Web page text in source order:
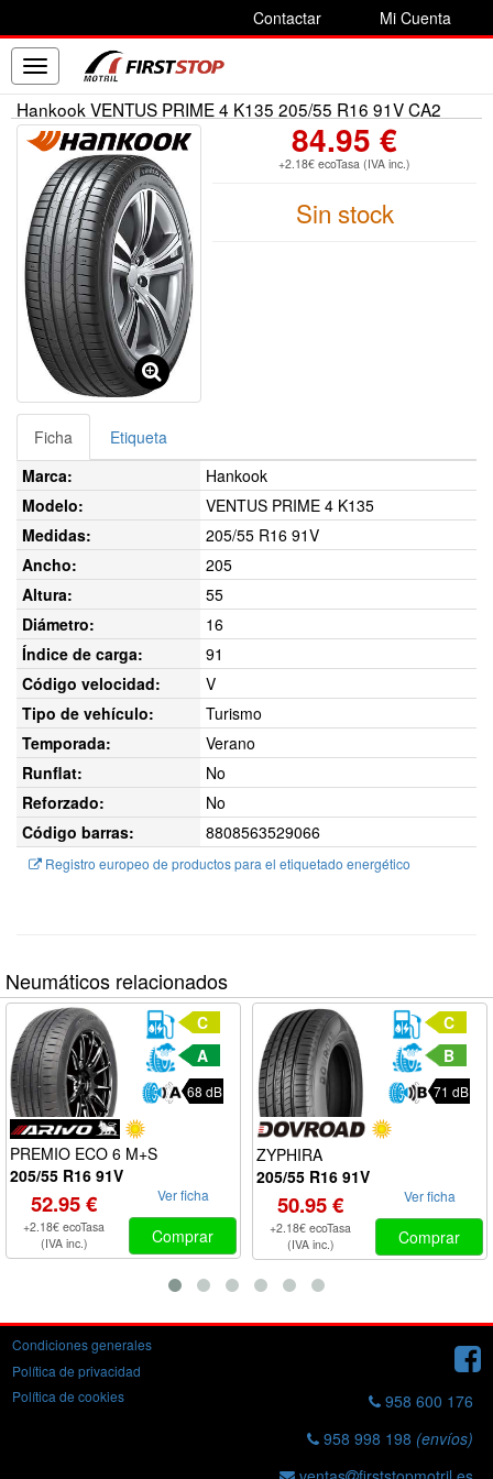
Contactar Mi Cuenta
Toggle
navigation
Hankook VENTUS PRIME 4 K135 205/55 R16 91V CA2
84.95 €
+2.18€ ecoTasa (IVA inc.)
Sin stock
Ficha
Etiqueta
Marca:
Hankook
Modelo:
VENTUS PRIME 4 K135
Medidas:
205/55 R16 91V
Ancho:
205
Altura:
55
Diámetro:
16
Índice de carga:
91
Código velocidad:
V
Tipo de vehículo:
Turismo
Temporada:
Verano
Runflat:
No
Reforzado:
No
Código barras:
8808563529066
Registro europeo de productos para el etiquetado energético
Neumáticos relacionados
C
A
68 dB
PREMIO ECO 6 M+S
205/55 R16 91V
52.95 €
+2.18€ ecoTasa
(IVA inc.)
Ver ficha
Comprar
C
B
71 dB
ZYPHIRA
205/55 R16 91V
50.95 €
+2.18€ ecoTasa
(IVA inc.)
Ver ficha
Comprar
Condiciones generales
Política de privacidad
Política de cookies
958 600 176
958 998 198 (envíos)